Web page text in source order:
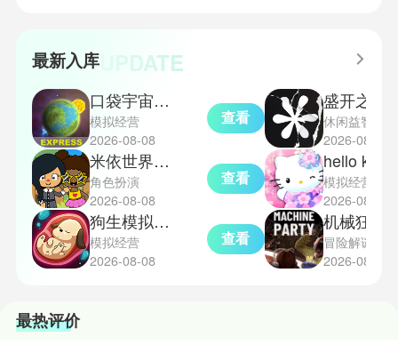
乐趣和探索深度，丰富了玩家的游
最新入库UPDATE
口袋宇宙汉化版
模拟经营
2026-08-08
查看
米依世界安卓版
角色扮演
2026-08-08
查看
狗生模拟器中文版
模拟经营
2026-08-08
查看
休闲益智
2026-08-08
模拟经营
2026-08-08
冒险解谜
2026-08-08
最热评价